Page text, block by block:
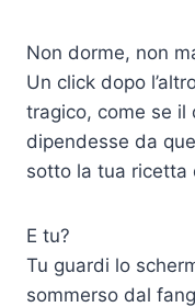
Non dorme, non
Un click dopo
tragico, come se
dipendesse da
sotto la tua ricetta
E tu?
Tu guardi lo
sommerso dal